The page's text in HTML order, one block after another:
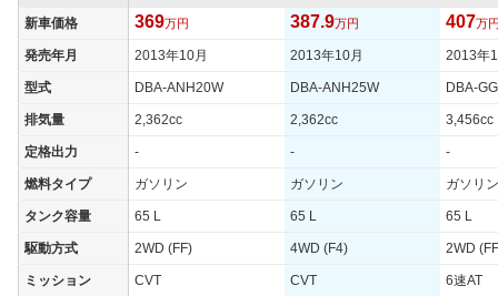
エアロモデルに拡大。さらに、第２世代となった予防安全パッケ
ージ「トヨタセーフティセンス」を全車に標準装備するなど商品
力を向上させた。高速道路などで追従走行を行うレーダークルー
ズコントロール作動時に車線維持の支援を行うレーントレーシン
クロストラフィックアラートやブラインドスポットモニターを追
加している。また、3.5L V6エンジンは最高出力が301psに向上
た。2018年10月には一部改良を行い、駐車場などでのペダルの
踏み間違いによる衝突被害軽減に効果を発揮するインテリジェン
トクリアランスソナーを全グレードに標準装備。さらに2019年の
一部改良ではスマートフォンとの連携を可能とした9インチのデ
ネクティッド機能を強化し、快適なカーライフを提供してくれ
新車価格 369万円 387.9万円 407万
発売年月 2013年10月 2013年10月 2013年
型式 DBA-ANH20W DBA-ANH25W DBA-
排気量 2,362cc 2,362cc 3,456cc
定格出力 - - -
燃料タイプ ガソリン ガソリン ガソリン
タンク容量 65 L 65 L 65 L
駆動方式 2WD (FF) 4WD (F4) 2WD
ミッション CVT CVT 6速AT